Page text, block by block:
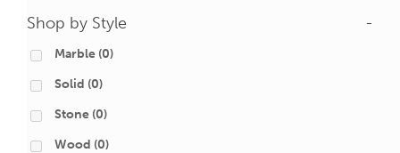
Shop by Style -
Marble (0)
Solid (0)
Stone (0)
Wood (0)